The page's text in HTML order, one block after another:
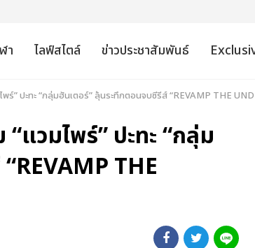
า ไลฟ์สไตล์ ข่าวประชาสัมพันธ์
ร์” ปะทะ “กลุ่มฮันเตอร์” ลุ้นระทึกตอนจบซีรีส์ “REVAMP THE
แวมไพร์” ปะทะ “กลุ่ม
THE